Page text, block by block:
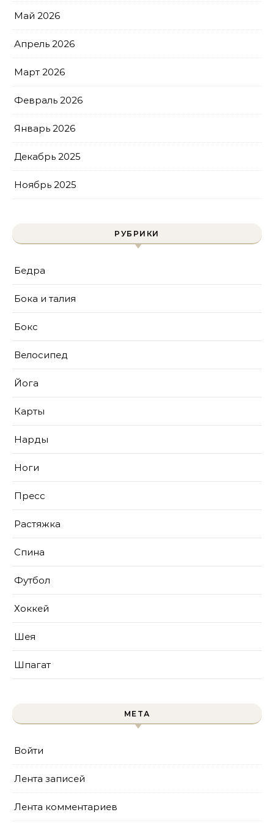
Май 2026
Апрель 2026
Март 2026
Февраль 2026
Январь 2026
Декабрь 2025
Ноябрь 2025
РУБРИКИ
Бедра
Бока и талия
Бокс
Велосипед
Йога
Карты
Нарды
Ноги
Пресс
Растяжка
Спина
Футбол
Хоккей
Шея
Шпагат
МЕТА
Войти
Лента записей
Лента комментариев